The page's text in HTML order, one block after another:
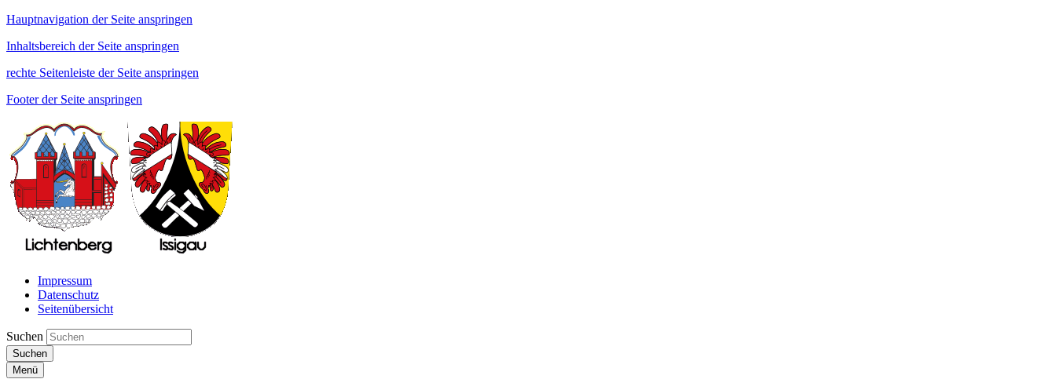
Hauptnavigation der Seite anspringen
Inhaltsbereich der Seite anspringen
rechte Seitenleiste der Seite anspringen
Footer der Seite anspringen
Impressum
Datenschutz
Seitenübersicht
Suchen
Suchen
Menü